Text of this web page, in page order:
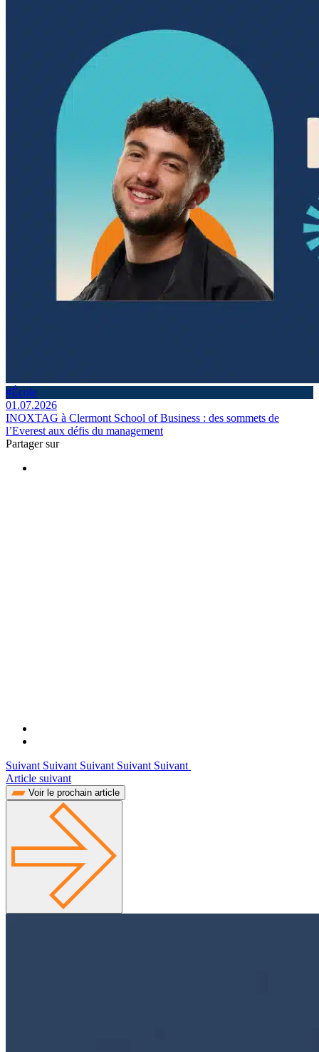
#École
01.07.2026
INOXTAG à Clermont School of Business : des sommets de
l’Everest aux défis du management
Partager sur
Suivant Suivant Suivant Suivant Suivant
Article suivant
Voir le prochain article